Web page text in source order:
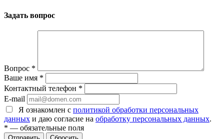
Задать вопрос
Вопрос *
Ваше имя *
Контактный телефон *
E-mail
Я ознакомлен с политикой обработки персональных
данных и даю согласие на обработку персональных данных.
* — обязательные поля